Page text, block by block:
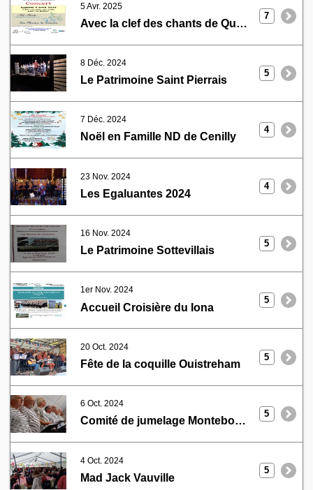
5 Avr. 2025
Avec la clef des chants de Quelaine St Gault
7
8 Déc. 2024
Le Patrimoine Saint Pierrais
5
7 Déc. 2024
Noël en Famille ND de Cenilly
4
23 Nov. 2024
Les Egaluantes 2024
4
16 Nov. 2024
Le Patrimoine Sottevillais
5
1er Nov. 2024
Accueil Croisière du Iona
5
20 Oct. 2024
Fête de la coquille Ouistreham
5
6 Oct. 2024
Comité de jumelage Montebourg - Walheim
5
4 Oct. 2024
Mad Jack Vauville
5